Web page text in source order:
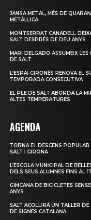
JANSA METAL, MÉS DE
METÀL·LICA
MONTSERRAT CANADELL
SALT DESPRÉS DE DEU ANYS
MARI DELGADO ASSUMEIX
DE SALT
L’ESPAI GIRONÈS RENOVA EL
TEMPORADA CONSECUTIVA
EL PLE DE SALT ABORDA LA
ALTES TEMPERATURES
AGENDA
TORNA EL DESCENS
SALT I GIRONA
L’ESCOLA MUNICIPAL DE
DELS SEUS ALUMNES FINS AL
GIMCANA DE BICICLETES
ANYS
SALT ACOLLIRÀ UN TALLER DE
DE SIGNES CATALANA